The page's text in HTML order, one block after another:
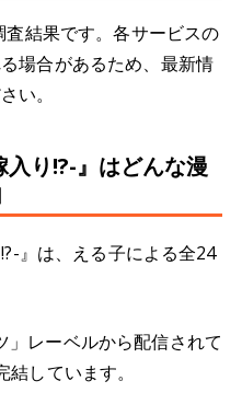
結果です。各サービスの
場合があるため、最新情
い。
入り!?-』はどんな漫
』は、える子による全24
」レーベルから配信されて
しています。